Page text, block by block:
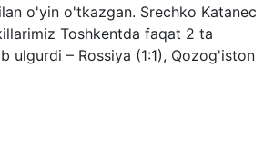
o'yin o'tkazgan. Srechko Katanec
Toshkentda faqat 2 ta
ulgurdi – Rossiya (1:1), Qozog'iston